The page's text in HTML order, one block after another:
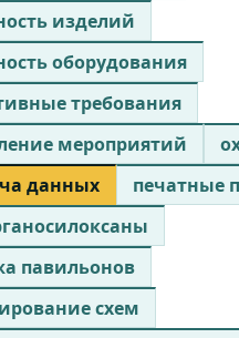
изделий
оборудования
требования
мероприятий
данных
печатные
павильонов
схем